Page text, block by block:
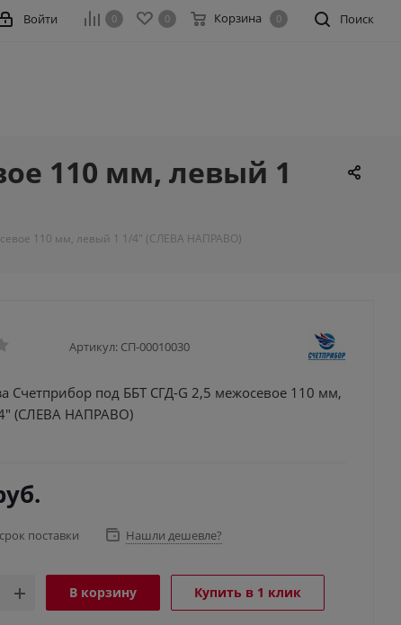
Поиск
0 0 Корзина 0
Войти
110 мм, левый 1
110 мм, левый 1 1/4" (СЛЕВА НАПРАВО)
Артикул: СП-00010030
Счетприбор под ББТ СГД-G 2,5 межосевое 110 мм,
(СЛЕВА НАПРАВО)
поставки Нашли дешевле?
В корзину Купить в 1 клик